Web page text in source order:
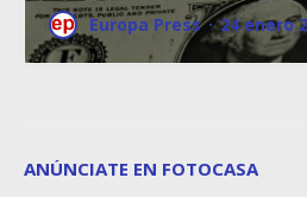
Europa Press · 24 enero
ANÚNCIATE EN FOTOCASA